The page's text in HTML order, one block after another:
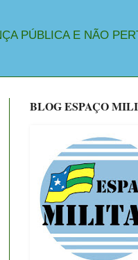
PÚBLICA E NÃO
BLOG ESPAÇO